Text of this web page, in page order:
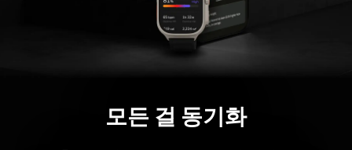
모든 걸 동기화